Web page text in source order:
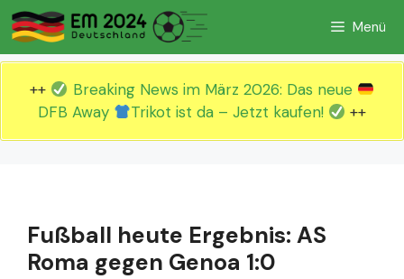
Zum
Inhalt
springen
Menü
++
Breaking News im März 2026: Das neue
DFB Away
Trikot ist da – Jetzt kaufen! ++
Fußball heute Ergebnis: AS
Roma gegen Genoa 1:0